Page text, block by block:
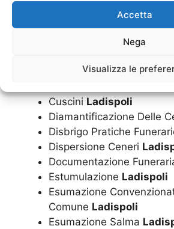
Accetta
Nega
Visualizza le
Costo Funerale
Costo FuneraleLadispoli
Costo Funerale
CremazioniLadispoli
CusciniLadispoli
Diamantificazione Delle
Disbrigo Pratiche
Dispersione Ceneri
Documentazione
Estumulazione Ladispoli
Esumazione
Comune Ladispoli
Esumazione Salma